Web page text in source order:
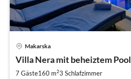
Makarska
Villa Nera mit beheiztem Pool
7 Gäste160 m23 Schlafzimmer